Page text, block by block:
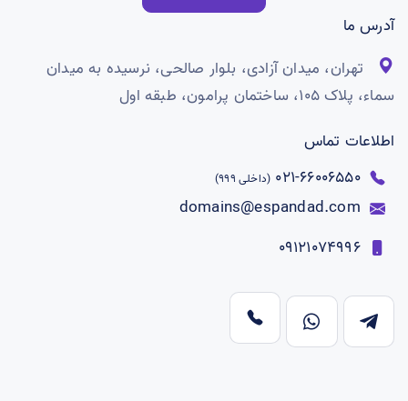
آدرس ما
تهران، میدان آزادی، بلوار صالحی، نرسیده به میدان
سماء، پلاک ۱۰۵، ساختمان پرامون، طبقه اول
اطلاعات تماس
(داخلی 999)
66006550-021
domains@espandad.com
09121074996